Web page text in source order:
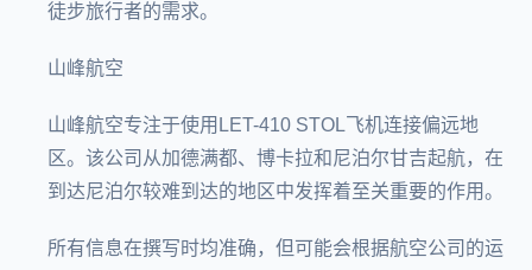
徒步旅行者的需求。
山峰航空
山峰航空专注于使用LET-410 STOL飞机连接偏远地
区。该公司从加德满都、博卡拉和尼泊尔甘吉起航，在
到达尼泊尔较难到达的地区中发挥着至关重要的作用。
所有信息在撰写时均准确，但可能会根据航空公司的运